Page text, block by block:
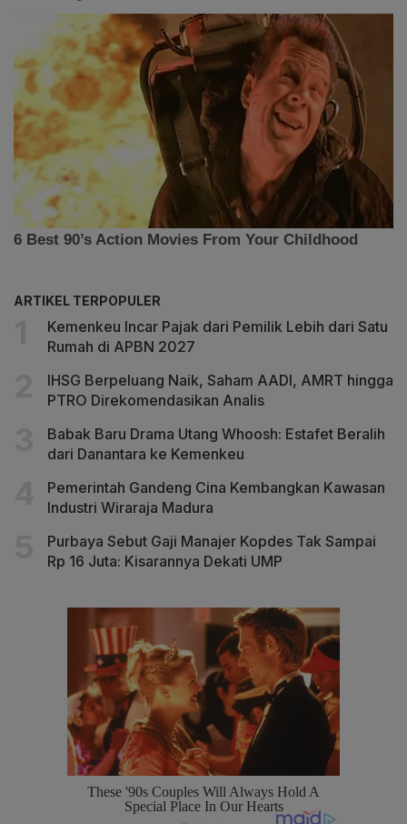
ARTIKEL TERPOPULER
Kemenkeu Incar Pajak dari Pemilik Lebih dari Satu
Rumah di APBN 2027
IHSG Berpeluang Naik, Saham AADI, AMRT hingga
PTRO Direkomendasikan Analis
Babak Baru Drama Utang Whoosh: Estafet Beralih
dari Danantara ke Kemenkeu
Pemerintah Gandeng Cina Kembangkan Kawasan
Industri Wiraraja Madura
Purbaya Sebut Gaji Manajer Kopdes Tak Sampai
Rp 16 Juta: Kisarannya Dekati UMP